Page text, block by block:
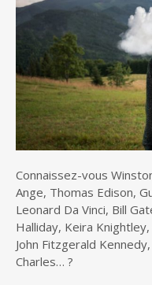
Connaissez-vous
Ange, Thomas Edison,
Leonard Da Vinci, Bill
Halliday, Keira
John Fitzgerald
Charles… ?